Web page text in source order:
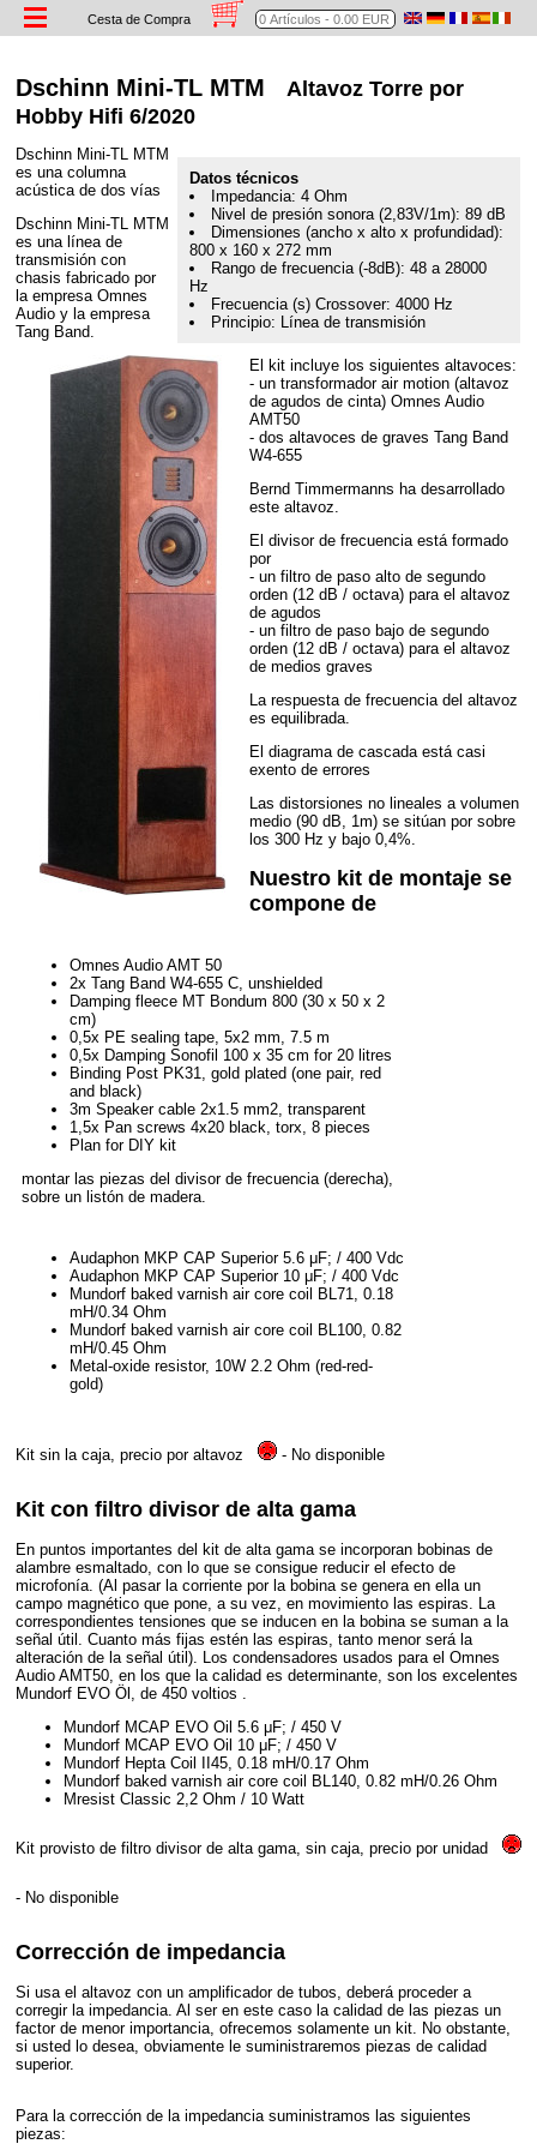
Cesta de Compra
Dschinn Mini-TL MTM Altavoz Torre por
Hobby Hifi 6/2020
Datos técnicos
Impedancia: 4 Ohm
Nivel de presión sonora (2,83V/1m): 89 dB
Dimensiones (ancho x alto x profundidad):
800 x 160 x 272 mm
Rango de frecuencia (-8dB): 48 a 28000
Hz
Frecuencia (s) Crossover: 4000 Hz
Principio: Línea de transmisión
Dschinn Mini-TL MTM
es una columna
acústica de dos vías
Dschinn Mini-TL MTM
es una línea de
transmisión con
chasis fabricado por
la empresa Omnes
Audio y la empresa
Tang Band.
El kit incluye los siguientes altavoces:
- un transformador air motion (altavoz
de agudos de cinta) Omnes Audio
AMT50
- dos altavoces de graves Tang Band
W4-655
Bernd Timmermanns ha desarrollado
este altavoz.
El divisor de frecuencia está formado
por
- un filtro de paso alto de segundo
orden (12 dB / octava) para el altavoz
de agudos
- un filtro de paso bajo de segundo
orden (12 dB / octava) para el altavoz
de medios graves
La respuesta de frecuencia del altavoz
es equilibrada.
El diagrama de cascada está casi
exento de errores
Las distorsiones no lineales a volumen
medio (90 dB, 1m) se sitúan por sobre
los 300 Hz y bajo 0,4%.
Nuestro kit de montaje se
compone de
Omnes Audio AMT 50
2x Tang Band W4-655 C, unshielded
Damping fleece MT Bondum 800 (30 x 50 x 2
cm)
0,5x PE sealing tape, 5x2 mm, 7.5 m
0,5x Damping Sonofil 100 x 35 cm for 20 litres
Binding Post PK31, gold plated (one pair, red
and black)
3m Speaker cable 2x1.5 mm2, transparent
1,5x Pan screws 4x20 black, torx, 8 pieces
Plan for DIY kit
montar las piezas del divisor de frecuencia (derecha),
sobre un listón de madera.
Audaphon MKP CAP Superior 5.6 μF; / 400 Vdc
Audaphon MKP CAP Superior 10 μF; / 400 Vdc
Mundorf baked varnish air core coil BL71, 0.18
mH/0.34 Ohm
Mundorf baked varnish air core coil BL100, 0.82
mH/0.45 Ohm
Metal-oxide resistor, 10W 2.2 Ohm (red-red-
gold)
Kit sin la caja, precio por altavoz - No disponible
Kit con filtro divisor de alta gama
En puntos importantes del kit de alta gama se incorporan bobinas de
alambre esmaltado, con lo que se consigue reducir el efecto de
microfonía. (Al pasar la corriente por la bobina se genera en ella un
campo magnético que pone, a su vez, en movimiento las espiras. La
correspondientes tensiones que se inducen en la bobina se suman a la
señal útil. Cuanto más fijas estén las espiras, tanto menor será la
alteración de la señal útil). Los condensadores usados para el Omnes
Audio AMT50, en los que la calidad es determinante, son los excelentes
Mundorf EVO Öl, de 450 voltios .
Mundorf MCAP EVO Oil 5.6 μF; / 450 V
Mundorf MCAP EVO Oil 10 μF; / 450 V
Mundorf Hepta Coil II45, 0.18 mH/0.17 Ohm
Mundorf baked varnish air core coil BL140, 0.82 mH/0.26 Ohm
Mresist Classic 2,2 Ohm / 10 Watt
Kit provisto de filtro divisor de alta gama, sin caja, precio por unidad
- No disponible
Corrección de impedancia
Si usa el altavoz con un amplificador de tubos, deberá proceder a
corregir la impedancia. Al ser en este caso la calidad de las piezas un
factor de menor importancia, ofrecemos solamente un kit. No obstante,
si usted lo desea, obviamente le suministraremos piezas de calidad
superior.
Para la corrección de la impedancia suministramos las siguientes
piezas: